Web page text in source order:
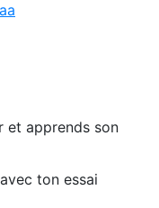
et apprends son
ton essai